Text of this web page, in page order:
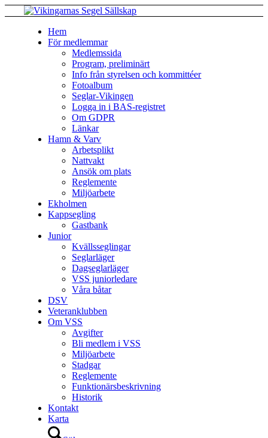
Hem
För medlemmar
Medlemssida
Program, preliminärt
Info från styrelsen och kommittéer
Fotoalbum
Seglar-Vikingen
Logga in i BAS-registret
Om GDPR
Länkar
Hamn & Varv
Arbetsplikt
Nattvakt
Ansök om plats
Reglemente
Miljöarbete
Ekholmen
Kappsegling
Gastbank
Junior
Kvällsseglingar
Seglarläger
Dagseglarläger
VSS juniorledare
Våra båtar
DSV
Veteranklubben
Om VSS
Avgifter
Bli medlem i VSS
Miljöarbete
Stadgar
Reglemente
Funktionärsbeskrivning
Historik
Kontakt
Karta